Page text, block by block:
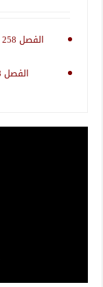
الفصل 68 من مجلّة التهيئة الترابية والتعمير.